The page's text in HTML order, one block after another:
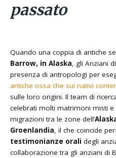
passato
Quando una coppia di antiche
Barrow, in Alaska, gli Anziani
presenza di antropologi per
antiche ossa che sui nativi
sulle loro origini. Il team di
celebrati molti matrimoni misti
migrazioni tra le zone dell’
Groenlandia, il che coincide
testimonianze orali degli
collaborazione tra gli anziani di